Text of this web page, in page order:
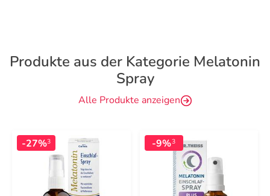
Produkte aus der Kategorie Melatonin
Spray
Alle Produkte anzeigen
-27%3 -9%3